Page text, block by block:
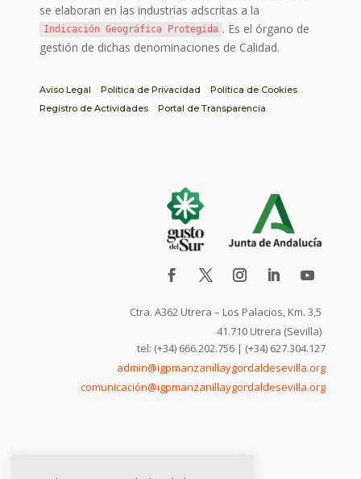
se elaboran en las industrias adscritas a la
Indicación Geográfica Protegida . Es el órgano de
gestión de dichas denominaciones de Calidad.
Aviso Legal Política de Privacidad
Política de Cookies
Registro de Actividades
Portal de Transparencia
Ctra. A362 Utrera – Los Palacios, Km. 3,5
41.710 Utrera (Sevilla)
tel: (+34) 666.202.756 | (+34) 627.304.127
admin@igpmanzanillaygordaldesevilla.org
comunicación@igpmanzanillaygordaldesevilla.org